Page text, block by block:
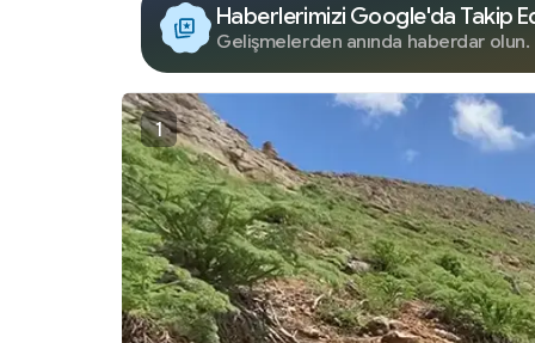
Haberlerimizi Google'da Takip
Gelişmelerden anında haberdar olun.
1